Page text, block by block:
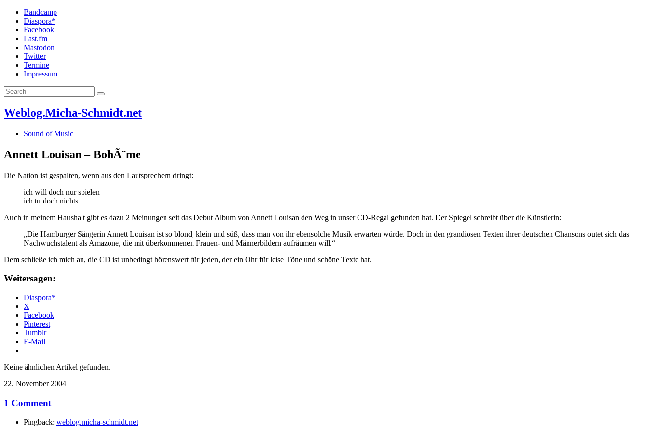
Bandcamp
Diaspora*
Facebook
Last.fm
Mastodon
Twitter
Termine
Impressum
Weblog.Micha-Schmidt.net
Sound of Music
Annett Louisan – BohÃ¨me
Die Nation ist gespalten, wenn aus den Lautsprechern dringt:
ich will doch nur spielen
ich tu doch nichts
Auch in meinem Haushalt gibt es dazu 2 Meinungen seit das Debut Album von Annett Louisan den Weg in unser CD-Regal gefunden hat. Der Spiegel schreibt über die Künstlerin:
„Die Hamburger Sängerin Annett Louisan ist so blond, klein und süß, dass man von ihr ebensolche Musik erwarten würde. Doch in den grandiosen Texten ihrer deutschen Chansons outet sich das
Nachwuchstalent als Amazone, die mit überkommenen Frauen- und Männerbildern aufräumen will.“
Dem schließe ich mich an, die CD ist unbedingt hörenswert für jeden, der ein Ohr für leise Töne und schöne Texte hat.
Weitersagen:
Diaspora*
X
Facebook
Pinterest
Tumblr
E-Mail
Keine ähnlichen Artikel gefunden.
22. November 2004
1 Comment
Pingback: weblog.micha-schmidt.net